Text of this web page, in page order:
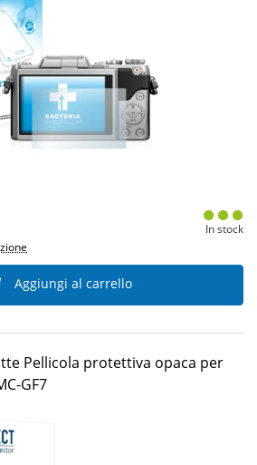
In stock
Aggiungi al carrello
Pellicola protettiva opaca per
GF7